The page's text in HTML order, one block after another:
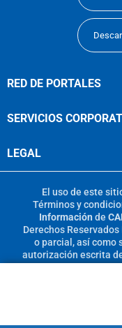
RED DE PORTALES
SERVICIOS
LEGAL
El uso de este
Términos y
Información de
Derechos
o parcial, así como
autorización escrita